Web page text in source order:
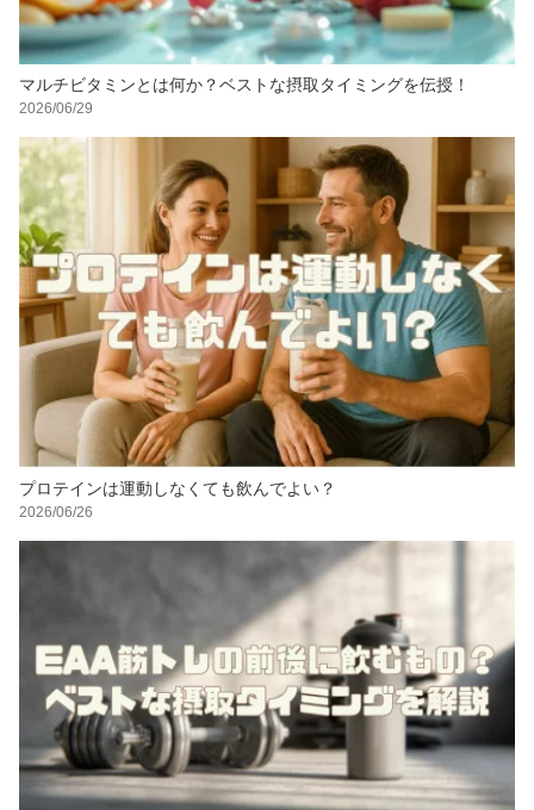
マルチビタミンとは何か？ベストな摂取タイミングを伝授！
2026/06/29
プロテインは運動しなくても飲んでよい？
2026/06/26